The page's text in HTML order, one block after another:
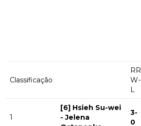
Classificação
RR
W-
L
1
[6] Hsieh Su-wei
- Jelena
3-
0